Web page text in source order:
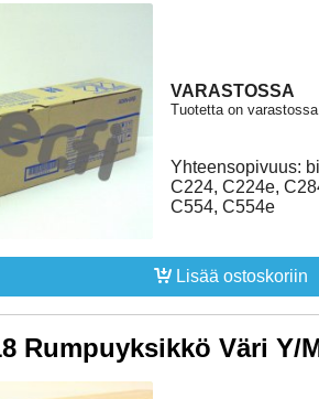
VARASTOSSA
Tuotetta on varastossa.
Yhteensopivuus:
C224, C224e,
C554, C554e
Lisää ostoskoriin
Rumpuyksikkö Väri Y/